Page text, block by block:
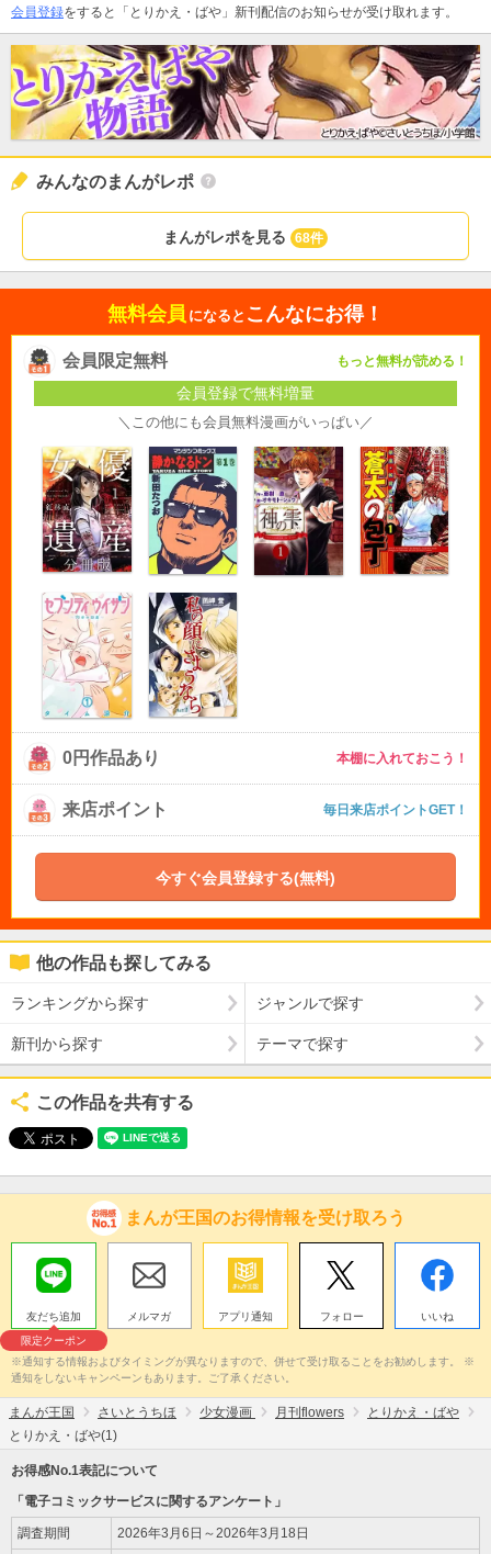
会員登録をすると「とりかえ・ばや」新刊配信のお知らせが受け取れます。
みんなのまんがレポ
まんがレポを見る 68件
無料会員 になると こんなにお得！
会員限定無料 もっと無料が読める！
会員登録で無料増量
＼この他にも会員無料漫画がいっぱい／
0円作品あり 本棚に入れておこう！
来店ポイント 毎日来店ポイントGET！
今すぐ会員登録する(無料)
他の作品も探してみる
ランキングから探す ジャンルで探す
新刊から探す テーマで探す
この作品を共有する
まんが王国のお得情報を受け取ろう
友だち追加
限定クーポン
メルマガ アプリ通知 フォロー いいね
※通知する情報およびタイミングが異なりますので、併せて受け取ることをお勧めします。 ※
通知をしないキャンペーンもあります。ご了承ください。
まんが王国 さいとうちほ 少女漫画 月刊flowers
とりかえ・ばや
とりかえ・ばや(1)
お得感No.1表記について
「電子コミックサービスに関するアンケート」
調査期間 2026年3月6日～2026年3月18日